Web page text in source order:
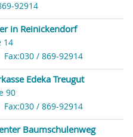
92914
in Reinickendorf
14
Fax:030 / 869-92914
Edeka Treugut
90
Fax:030 / 869-92914
Baumschulenweg